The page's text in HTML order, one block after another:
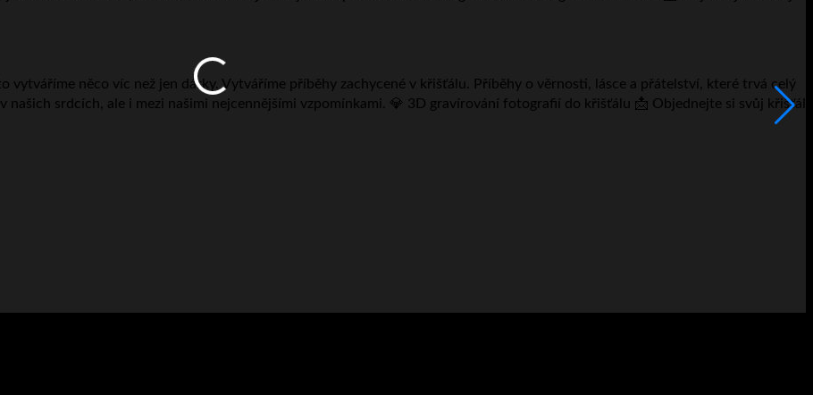
vytváříme něco víc než jen dárky. Vytváříme příběhy zachycené v křišťálu. Příběhy o věrnosti, lásce a přátelství, které trvá celý
srdcích, ale i mezi našimi nejcennějšími vzpomínkami. 💎 3D gravírování fotografií do křišťálu 📩 Objednejte si svůj křišťál